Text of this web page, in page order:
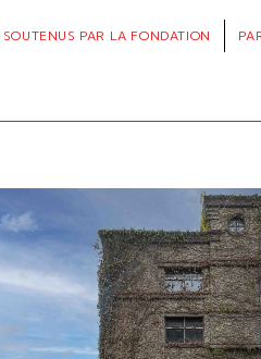
SOUTENUS PAR LA FONDATION